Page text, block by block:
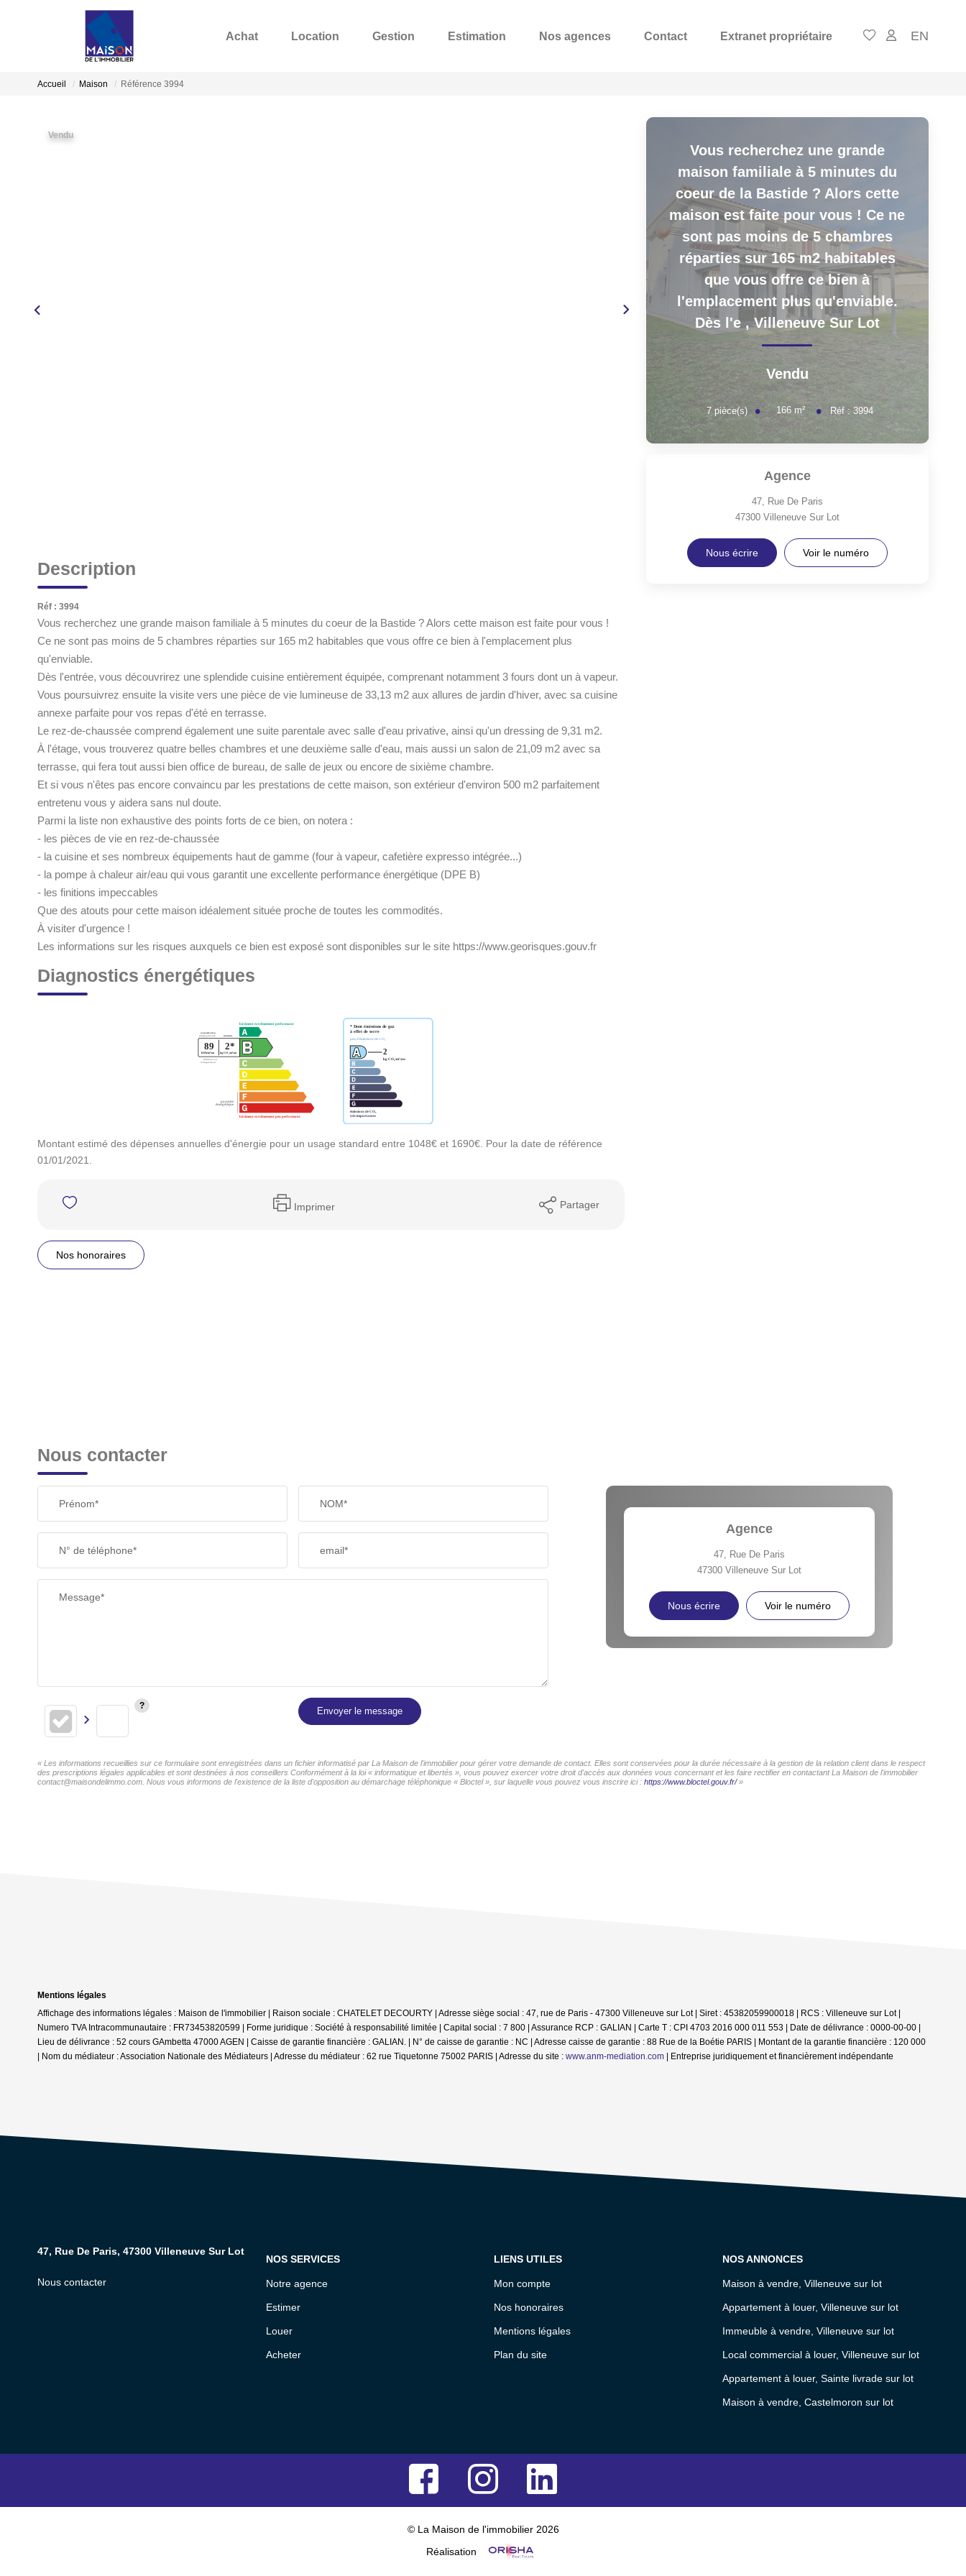
Achat Location Gestion Estimation Nos agences Contact Extranet propriétaire EN
Accueil Maison Référence 3994
Vendu
Description
Réf : 3994
Vous recherchez une grande maison familiale à 5 minutes du coeur de la Bastide ? Alors cette maison est faite pour vous !
Ce ne sont pas moins de 5 chambres réparties sur 165 m2 habitables que vous offre ce bien à l'emplacement plus
qu'enviable.
Dès l'entrée, vous découvrirez une splendide cuisine entièrement équipée, comprenant notamment 3 fours dont un à vapeur.
Vous poursuivrez ensuite la visite vers une pièce de vie lumineuse de 33,13 m2 aux allures de jardin d'hiver, avec sa cuisine
annexe parfaite pour vos repas d'été en terrasse.
Le rez-de-chaussée comprend également une suite parentale avec salle d'eau privative, ainsi qu'un dressing de 9,31 m2.
À l'étage, vous trouverez quatre belles chambres et une deuxième salle d'eau, mais aussi un salon de 21,09 m2 avec sa
terrasse, qui fera tout aussi bien office de bureau, de salle de jeux ou encore de sixième chambre.
Et si vous n'êtes pas encore convaincu par les prestations de cette maison, son extérieur d'environ 500 m2 parfaitement
entretenu vous y aidera sans nul doute.
Parmi la liste non exhaustive des points forts de ce bien, on notera :
- les pièces de vie en rez-de-chaussée
- la cuisine et ses nombreux équipements haut de gamme (four à vapeur, cafetière expresso intégrée...)
- la pompe à chaleur air/eau qui vous garantit une excellente performance énergétique (DPE B)
- les finitions impeccables
Que des atouts pour cette maison idéalement située proche de toutes les commodités.
À visiter d'urgence !
Les informations sur les risques auxquels ce bien est exposé sont disponibles sur le site https://www.georisques.gouv.fr
Diagnostics énergétiques
Montant estimé des dépenses annuelles d'énergie pour un usage standard entre 1048€ et 1690€. Pour la date de référence
01/01/2021.
Imprimer Partager
Nos honoraires
Vous recherchez une grande
maison familiale à 5 minutes du
coeur de la Bastide ? Alors cette
maison est faite pour vous ! Ce ne
sont pas moins de 5 chambres
réparties sur 165 m2 habitables
que vous offre ce bien à
l'emplacement plus qu'enviable.
Dès l'e ,Villeneuve Sur Lot
Vendu
7pièce(s) 166m² Réf :3994
Agence
47, Rue De Paris
47300 Villeneuve Sur Lot
Nous écrire Voir le numéro
Nous contacter
Prénom* NOM*
N° de téléphone* email*
Message*
Envoyer le message
Agence
47, Rue De Paris
47300 Villeneuve Sur Lot
Nous écrire Voir le numéro
« Les informations recueillies sur ce formulaire sont enregistrées dans un fichier informatisé par La Maison de l'immobilier pour gérer votre demande de contact. Elles sont conservées pour la durée nécessaire à la gestion de la relation client dans le respect
des prescriptions légales applicables et sont destinées à nos conseillers Conformément à la loi « informatique et libertés », vous pouvez exercer votre droit d'accès aux données vous concernant et les faire rectifier en contactant La Maison de l'immobilier
contact@maisondelimmo.com. Nous vous informons de l'existence de la liste d'opposition au démarchage téléphonique « Bloctel », sur laquelle vous pouvez vous inscrire ici : https://www.bloctel.gouv.fr/»
Mentions légales
Affichage des informations légales : Maison de l'immobilier | Raison sociale : CHATELET DECOURTY | Adresse siège social : 47, rue de Paris - 47300 Villeneuve sur Lot | Siret : 45382059900018 | RCS : Villeneuve sur Lot |
Numero TVA Intracommunautaire : FR73453820599 | Forme juridique : Société à responsabilité limitée | Capital social : 7 800 | Assurance RCP : GALIAN | Carte T : CPI 4703 2016 000 011 553 | Date de délivrance : 0000-00-00 |
Lieu de délivrance : 52 cours GAmbetta 47000 AGEN | Caisse de garantie financière : GALIAN. | N° de caisse de garantie : NC | Adresse caisse de garantie : 88 Rue de la Boétie PARIS | Montant de la garantie financière : 120 000
| Nom du médiateur : Association Nationale des Médiateurs | Adresse du médiateur : 62 rue Tiquetonne 75002 PARIS | Adresse du site : www.anm-mediation.com Entreprise juridiquement et financièrement indépendante
47, Rue De Paris, 47300 Villeneuve Sur Lot
Nous contacter
NOS SERVICES
Notre agence
Estimer
Louer
Acheter
LIENS UTILES
Mon compte
Nos honoraires
Mentions légales
Plan du site
NOS ANNONCES
Maison à vendre, Villeneuve sur lot
Appartement à louer, Villeneuve sur lot
Immeuble à vendre, Villeneuve sur lot
Local commercial à louer, Villeneuve sur lot
Appartement à louer, Sainte livrade sur lot
Maison à vendre, Castelmoron sur lot
© La Maison de l'immobilier 2026
Réalisation